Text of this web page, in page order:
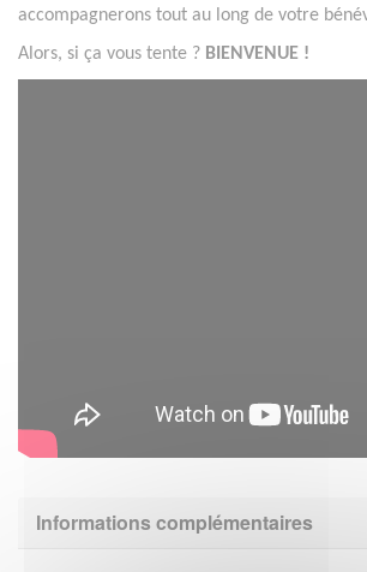
accompagnerons tout au long de votre
Alors, si ça vous tente ? BIENVENUE !
Informations complémentaires